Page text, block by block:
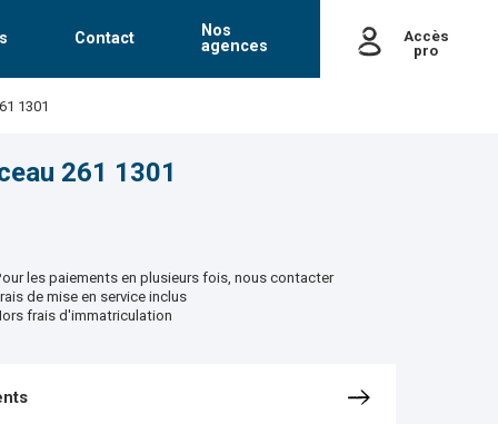
Contact
Nos
agences
Accès
pro
Mot de passe oublié
1301
les paiements en plusieurs fois, nous contacter
de mise en service inclus
frais d'immatriculation
261 1301